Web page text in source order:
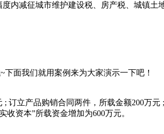
内减征城市维护建设税、房产税、城镇土
面我们就用案例来为大家演示一下吧！
立产品购销合同两件，所载金额200万元
资本”所载资金增加为600万元。